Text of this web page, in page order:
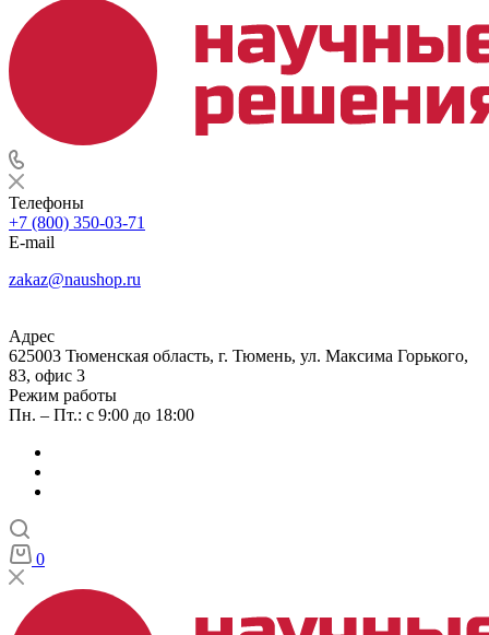
Телефоны
+7 (800) 350-03-71
E-mail
zakaz@naushop.ru
Адрес
625003 Тюменская область, г. Тюмень, ул. Максима Горького,
83, офис 3
Режим работы
Пн. – Пт.: с 9:00 до 18:00
0